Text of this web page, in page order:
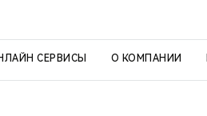
СЕРВИСЫ О КОМПАНИИ